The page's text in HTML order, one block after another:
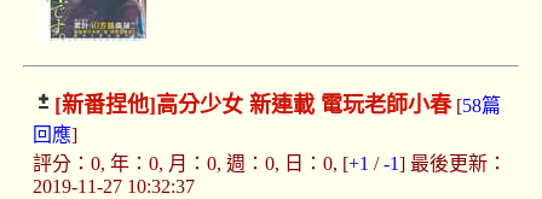
[新番捏他]高分少女 新連載 電玩老師小春[58篇
回應]
評分：0, 年：0, 月：0, 週：0, 日：0, [+1 /-1] 最後更新：
2019-11-27 10:32:37